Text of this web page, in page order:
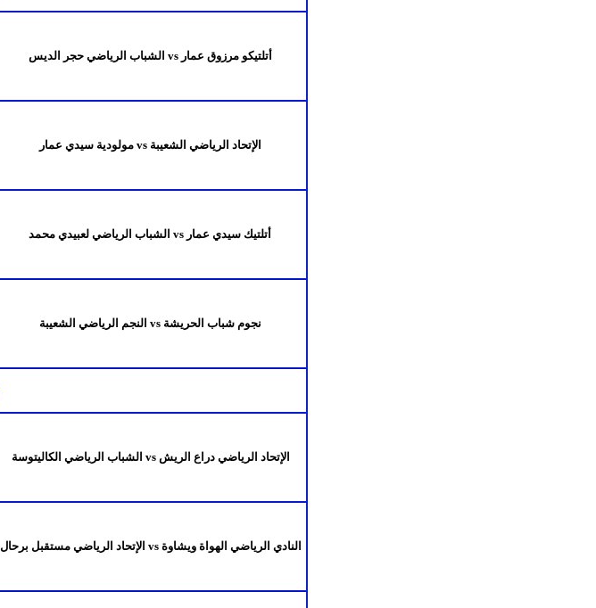
أتلتيكو مرزوق عمار vs الشباب الرياضي حجر الديس
الإتحاد الرياضي الشعيبةvs مولودية سيدي عمار
أتلتيك سيدي عمار الشباب الرياضي لعبيدي محمد
نجوم شباب الحريشة vs النجم الرياضي الشعيبة
الإتحاد الرياضي دراع الريشvs الشباب الرياضي الكاليتوسة
النادي الرياضي الهواة ويشاوةvs الإتحاد الرياضي مستقبل برحال